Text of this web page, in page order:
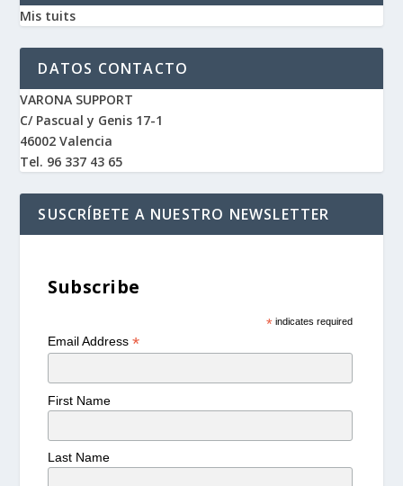
Mis tuits
DATOS CONTACTO
VARONA SUPPORT
C/ Pascual y Genis 17-1
46002 Valencia
Tel. 96 337 43 65
SUSCRÍBETE A NUESTRO NEWSLETTER
Subscribe
*indicates required
Email Address*
First Name
Last Name